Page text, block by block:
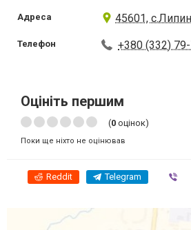
Адреса 45601,
Телефон +380 (332)
Оцініть першим
(0 оцінок)
Поки ще ніхто не оцінював
Reddit Telegram